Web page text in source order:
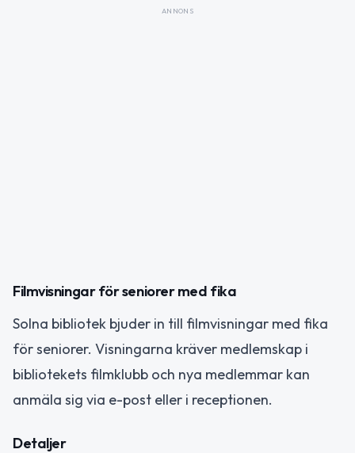
ANNONS
Filmvisningar för seniorer med fika
Solna bibliotek bjuder in till filmvisningar med fika
för seniorer. Visningarna kräver medlemskap i
bibliotekets filmklubb och nya medlemmar kan
anmäla sig via e-post eller i receptionen.
Detaljer